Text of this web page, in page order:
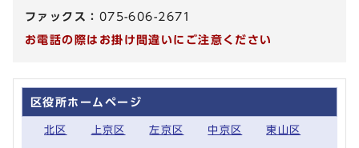
ファックス： 075-606-2671
お電話の際はお掛け間違いにご注意ください
区役所ホームページ
北区 上京区 左京区 中京区 東山区